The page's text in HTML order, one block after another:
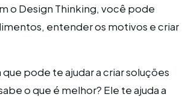
o Design Thinking, você pode
entender os motivos e criar
pode te ajudar a criar soluções
o que é melhor? Ele te ajuda a